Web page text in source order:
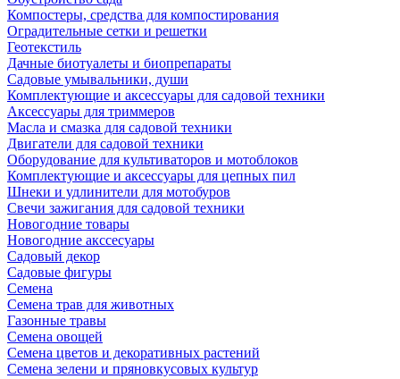
Компостеры, средства для компостирования
Оградительные сетки и решетки
Геотекстиль
Дачные биотуалеты и биопрепараты
Садовые умывальники, души
Комплектующие и аксессуары для садовой техники
Аксессуары для триммеров
Масла и смазка для садовой техники
Двигатели для садовой техники
Оборудование для культиваторов и мотоблоков
Комплектующие и аксессуары для цепных пил
Шнеки и удлинители для мотобуров
Свечи зажигания для садовой техники
Новогодние товары
Новогодние акссесуары
Садовый декор
Садовые фигуры
Семена
Семена трав для животных
Газонные травы
Семена овощей
Семена цветов и декоративных растений
Семена зелени и пряновкусовых культур